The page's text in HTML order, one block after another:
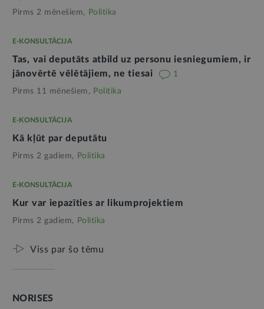
Pirms 2 mēnešiem, Politika
E-KONSULTĀCIJA
Tas, vai deputāts atbild uz personu iesniegumiem, ir
jānovērtē vēlētājiem, ne tiesai
1
Pirms 11 mēnešiem, Politika
E-KONSULTĀCIJA
Kā kļūt par deputātu
Pirms 2 gadiem, Politika
E-KONSULTĀCIJA
Kur var iepazīties ar likumprojektiem
Pirms 2 gadiem, Politika
Viss par šo tēmu
NORISES